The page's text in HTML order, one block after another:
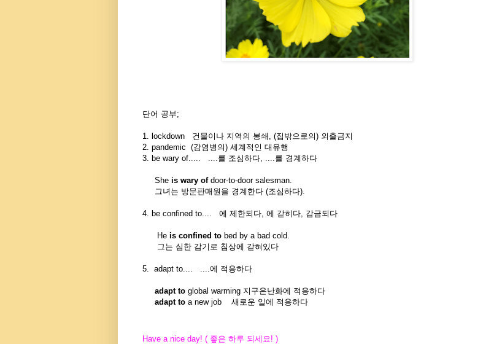
단어 공부;
1. lockdown 건물이나 지역의 봉쇄, (집밖으로의) 외출금지
2. pandemic (감염병의) 세계적인 대유행
3. be wary of..... ....를 조심하다, ....를 경계하다
She is wary of door-to-door salesman.
그녀는 방문판매원을 경계한다 (조심하다).
4. be confined to.... 에 제한되다, 에 갇히다, 감금되다
He is confined to bed by a bad cold.
그는 심한 감기로 침상에 갇혀있다
5. adapt to.... ....에 적응하다
adapt to global warming 지구온난화에 적응하다
adapt to a new job 새로운 일에 적응하다
Have a nice day! ( 좋은 하루 되세요! )